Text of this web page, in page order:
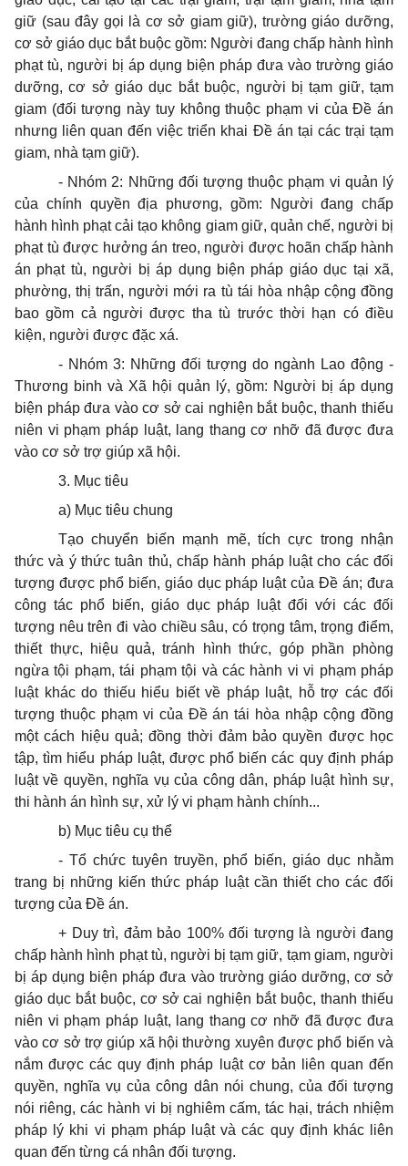
giữ (sau đây gọi là cơ sở giam giữ), trường giáo dưỡng,
cơ sở giáo dục bắt buộc gồm: Người đang chấp hành hình
phạt tù, người bị áp dụng biện pháp đưa vào trường giáo
dưỡng, cơ sở giáo dục bắt buộc, người bị tạm giữ, tạm
giam (đối tượng này tuy không thuộc phạm vi của Đề án
nhưng liên quan đến việc triển khai Đề án tại các trại tạm
giam, nhà tạm giữ).
- Nhóm 2: Những đối tượng thuộc phạm vi quản lý
của chính quyền địa phương, gồm: Người đang chấp
hành hình phạt cải tạo không giam giữ, quản chế, người bị
phạt tù được hưởng án treo, người được hoãn chấp hành
án phạt tù, người bị áp dụng biện pháp giáo dục tại xã,
phường, thị trấn, người mới ra tù tái hòa nhập cộng đồng
bao gồm cả người được tha tù trước thời hạn có điều
kiện, người được đặc xá.
- Nhóm 3: Những đối tượng do ngành Lao động -
Thương binh và Xã hội quản lý, gồm: Người bị áp dụng
biện pháp đưa vào cơ sở cai nghiện bắt buộc, thanh thiếu
niên vi phạm pháp luật, lang thang cơ nhỡ đã được đưa
vào cơ sở trợ giúp xã hội.
3. Mục tiêu
a) Mục tiêu chung
Tạo chuyển biến mạnh mẽ, tích cực trong nhận
thức và ý thức tuân thủ, chấp hành pháp luật cho các đối
tượng được phổ biến, giáo dục pháp luật của Đề án; đưa
công tác phổ biến, giáo dục pháp luật đối với các đối
tượng nêu trên đi vào chiều sâu, có trọng tâm, trọng điểm,
thiết thực, hiệu quả, tránh hình thức, góp phần phòng
ngừa tội phạm, tái phạm tội và các hành vi vi phạm pháp
luật khác do thiếu hiểu biết về pháp luật, hỗ trợ các đối
tượng thuộc phạm vi của Đề án tái hòa nhập cộng đồng
một cách hiệu quả; đồng thời đảm bảo quyền được học
tập, tìm hiểu pháp luật, được phổ biến các quy định pháp
luật về quyền, nghĩa vụ của công dân, pháp luật hình sự,
thi hành án hình sự, xử lý vi phạm hành chính...
b) Mục tiêu cụ thể
- Tổ chức tuyên truyền, phổ biến, giáo dục nhằm
trang bị những kiến thức pháp luật cần thiết cho các đối
tượng của Đề án.
+ Duy trì, đảm bảo 100% đối tượng là người đang
chấp hành hình phạt tù, người bị tạm giữ, tạm giam, người
bị áp dụng biện pháp đưa vào trường giáo dưỡng, cơ sở
giáo dục bắt buộc, cơ sở cai nghiện bắt buộc, thanh thiếu
niên vi phạm pháp luật, lang thang cơ nhỡ đã được đưa
vào cơ sở trợ giúp xã hội thường xuyên được phổ biến và
nắm được các quy định pháp luật cơ bản liên quan đến
quyền, nghĩa vụ của công dân nói chung, của đối tượng
nói riêng, các hành vi bị nghiêm cấm, tác hại, trách nhiệm
pháp lý khi vi phạm pháp luật và các quy định khác liên
quan đến từng cá nhân đối tượng.